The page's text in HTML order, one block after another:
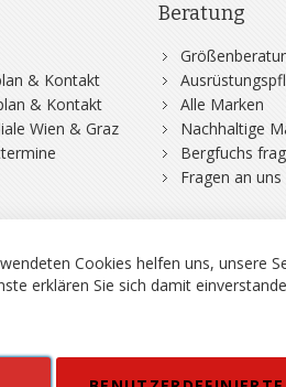
& Kontakt
& Kontakt
Wien & Graz
Beratung
Alle Marken
Nachhaltige
Bergfuchs
Fragen an uns
AGB Datenschutz
Cookies helfen uns, unsere
erklären Sie sich damit